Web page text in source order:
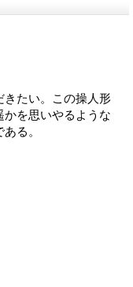
きたい。この操人形
を思いやるような
る。